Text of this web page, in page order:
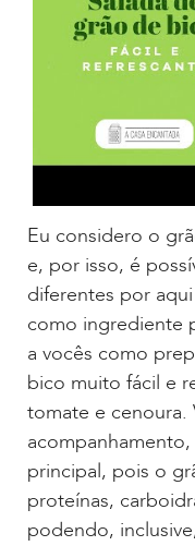
Eu considero o
e, por isso, é
diferentes por
como ingrediente
a vocês como
bico muito fácil e
tomate e
principal, pois o
proteínas,
podendo,